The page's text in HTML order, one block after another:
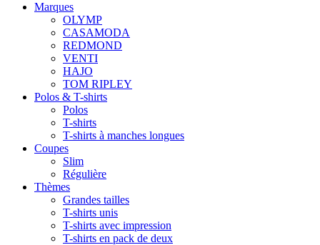
Marques
OLYMP
CASAMODA
REDMOND
VENTI
HAJO
TOM RIPLEY
Polos & T-shirts
Polos
T-shirts
T-shirts à manches longues
Coupes
Slim
Régulière
Thèmes
Grandes tailles
T-shirts unis
T-shirts avec impression
T-shirts en pack de deux